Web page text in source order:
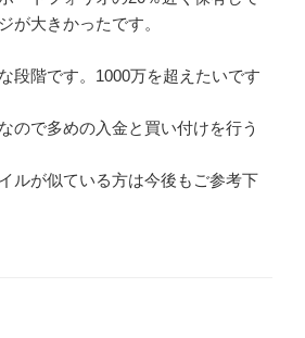
が大きかったです。
段階です。1000万を超えたいです
ので多めの入金と買い付けを行う
ルが似ている方は今後もご参考下